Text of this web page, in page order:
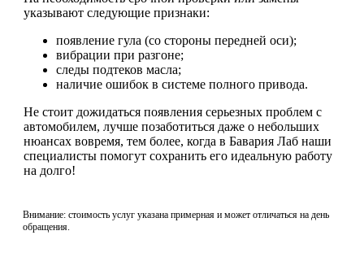
указывают следующие признаки:
появление гула (со стороны передней оси);
вибрации при разгоне;
следы подтеков масла;
наличие ошибок в системе полного привода.
Не стоит дожидаться появления серьезных проблем с
автомобилем, лучше позаботиться даже о небольших
нюансах вовремя, тем более, когда в Бавария Лаб наши
специалисты помогут сохранить его идеальную работу
на долго!
Внимание: стоимость услуг указана примерная и может отличаться на день
обращения.